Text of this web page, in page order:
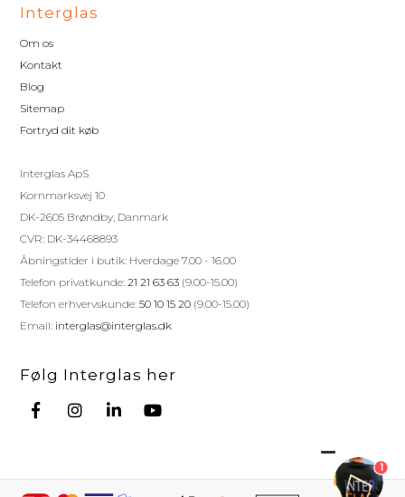
Interglas
Om os
Kontakt
Blog
Sitemap
Fortryd dit køb
Interglas ApS
Kornmarksvej 10
DK-2605 Brøndby, Danmark
CVR: DK-34468893
Åbningstider i butik: Hverdage 7.00 - 16.00
Telefon privatkunde:21 21 63 63 (9.00-15.00)
Telefon erhvervskunde:50 10 15 20 (9.00-15.00)
Email: interglas@interglas.dk
Følg Interglas her
1